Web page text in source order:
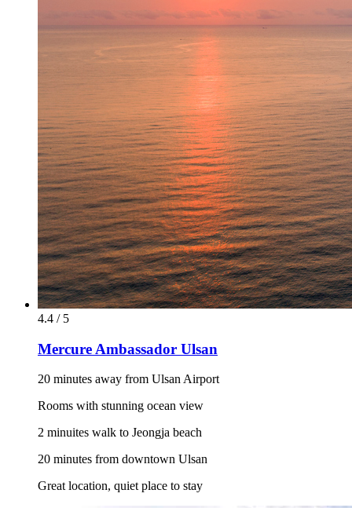
4.4 / 5
Mercure Ambassador Ulsan
20 minutes away from Ulsan Airport
Rooms with stunning ocean view
2 minuites walk to Jeongja beach
20 minutes from downtown Ulsan
Great location, quiet place to stay